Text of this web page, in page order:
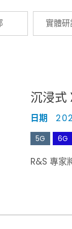
實體
沉浸式
日期
5G 6G
R&S 專家